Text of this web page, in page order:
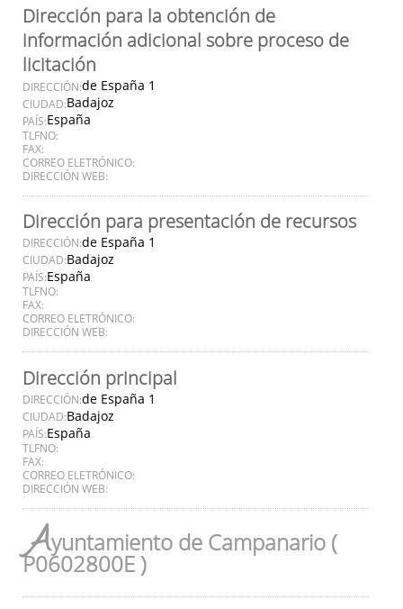
Dirección para la obtención de
información adicional sobre proceso de
licitación
DIRECCIÓN:de España 1
CIUDAD:Badajoz
PAÍS:España
TLFNO:
FAX:
CORREO ELETRÓNICO:
DIRECCIÓN WEB:
Dirección para presentación de recursos
DIRECCIÓN:de España 1
CIUDAD:Badajoz
PAÍS:España
TLFNO:
FAX:
CORREO ELETRÓNICO:
DIRECCIÓN WEB:
Dirección principal
DIRECCIÓN:de España 1
CIUDAD:Badajoz
PAÍS:España
TLFNO:
FAX:
CORREO ELETRÓNICO:
DIRECCIÓN WEB:
Ayuntamiento de Campanario (
P0602800E )